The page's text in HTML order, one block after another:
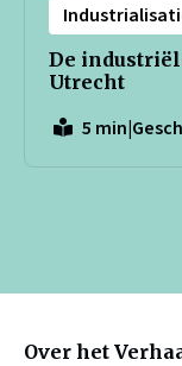
De
Utrecht
5 min|
Over het